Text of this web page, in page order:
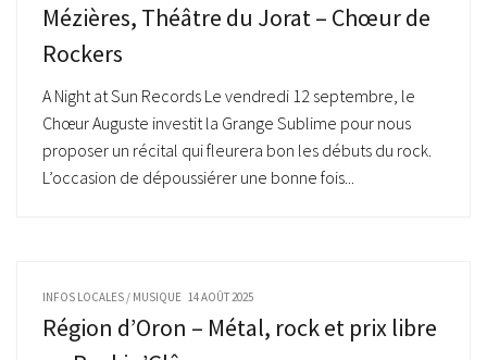
Mézières, Théâtre du Jorat – Chœur de
Rockers
A Night at Sun Records Le vendredi 12 septembre, le
Chœur Auguste investit la Grange Sublime pour nous
proposer un récital qui fleurera bon les débuts du rock.
L’occasion de dépoussiérer une bonne fois...
INFOS LOCALES / MUSIQUE 14 AOÛT 2025
Région d’Oron – Métal, rock et prix libre